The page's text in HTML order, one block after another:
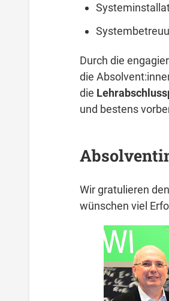
Durch die
die
die
und bestens
Wir gratulieren
wünschen viel